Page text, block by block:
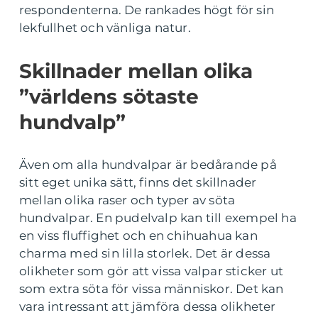
respondenterna. De rankades högt för sin
lekfullhet och vänliga natur.
Skillnader mellan olika
”världens sötaste
hundvalp”
Även om alla hundvalpar är bedårande på
sitt eget unika sätt, finns det skillnader
mellan olika raser och typer av söta
hundvalpar. En pudelvalp kan till exempel ha
en viss fluffighet och en chihuahua kan
charma med sin lilla storlek. Det är dessa
olikheter som gör att vissa valpar sticker ut
som extra söta för vissa människor. Det kan
vara intressant att jämföra dessa olikheter